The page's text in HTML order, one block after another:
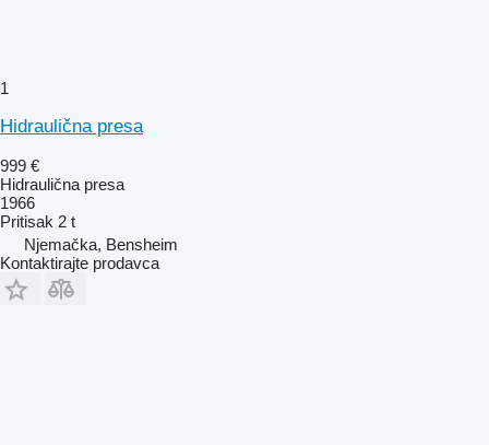
1
Hidraulična presa
999 €
Hidraulična presa
1966
Pritisak 2 t
Njemačka, Bensheim
Kontaktirajte prodavca